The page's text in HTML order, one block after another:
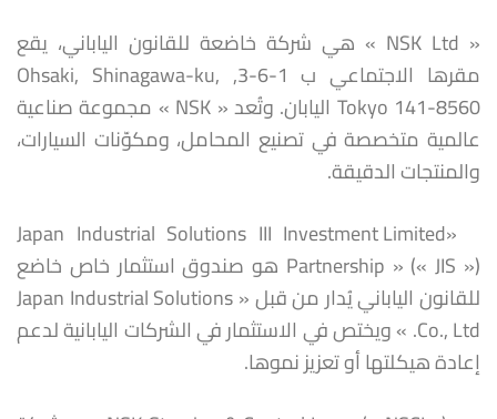
« NSK Ltd » هي شركة خاضعة للقانون الياباني، يقع
مقرها الاجتماعي ب 1-6-3, Ohsaki, Shinagawa-ku,
Tokyo 141-8560 اليابان. وتُعد « NSK » مجموعة صناعية
عالمية متخصصة في تصنيع المحامل، ومكوّنات السيارات،
والمنتجات الدقيقة.
«Japan Industrial Solutions III Investment Limited
Partnership » (« JIS ») هو صندوق استثمار خاص خاضع
للقانون الياباني يُدار من قبل « Japan Industrial Solutions
Co., Ltd. » ويختص في الاستثمار في الشركات اليابانية لدعم
إعادة هيكلتها أو تعزيز نموها.